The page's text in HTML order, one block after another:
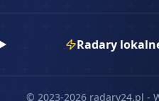
Radary
© 2023-2026 radary24.pl -